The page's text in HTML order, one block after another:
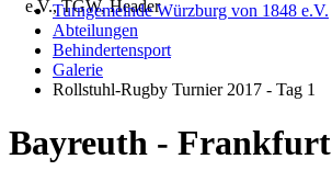
Turngemeinde Würzburg von 1848 e.V.
Abteilungen
Behindertensport
Galerie
Rollstuhl-Rugby Turnier 2017 - Tag 1
Bayreuth - Frankfurt